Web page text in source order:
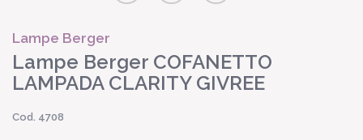
Lampe Berger
Lampe Berger COFANETTO
LAMPADA CLARITY GIVREE
Cod. 4708